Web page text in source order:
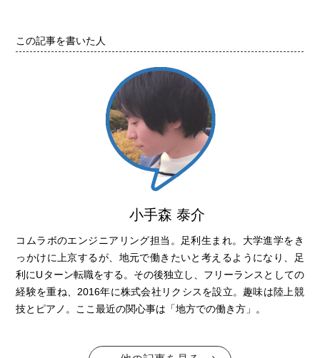
この記事を書いた人
小手森 泰介
コムラボのエンジニアリング担当。足利生まれ。大学進学をき
っかけに上京するが、地元で働きたいと考えるようになり、足
利にUターン転職をする。その後独立し、フリーランスとしての
経験を重ね、2016年に株式会社リクシスを設立。趣味は陸上競
技とピアノ。ここ最近の関心事は「地方での働き方」。